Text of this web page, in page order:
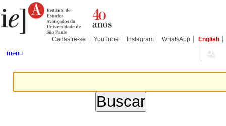
para
conteúdo.
Pessoais
Cadastre-se YouTube Instagram WhatsApp English
menu